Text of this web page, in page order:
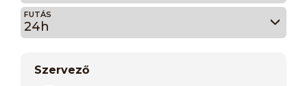
FUTÁS
24h
Szervező